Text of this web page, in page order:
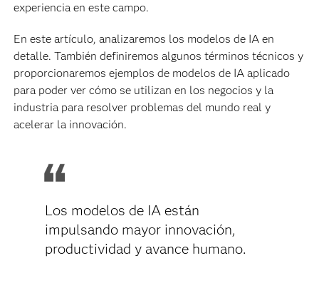
experiencia en este campo.
En este artículo, analizaremos los modelos de IA en
detalle. También definiremos algunos términos técnicos y
proporcionaremos ejemplos de modelos de IA aplicado
para poder ver cómo se utilizan en los negocios y la
industria para resolver problemas del mundo real y
acelerar la innovación.
Los modelos de IA están
impulsando mayor innovación,
productividad y avance humano.